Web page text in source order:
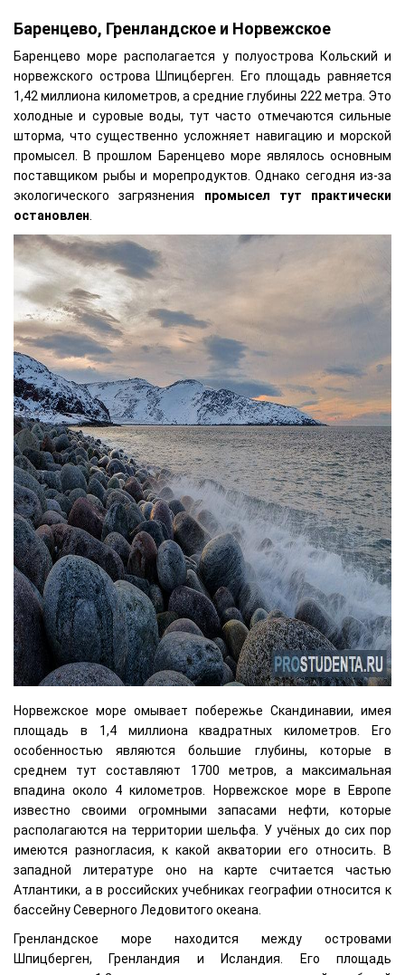
Баренцево, Гренландское и Норвежское
Баренцево море располагается у полуострова Кольский и
норвежского острова Шпицберген. Его площадь равняется
1,42 миллиона километров, а средние глубины 222 метра. Это
холодные и суровые воды, тут часто отмечаются сильные
шторма, что существенно усложняет навигацию и морской
промысел. В прошлом Баренцево море являлось основным
поставщиком рыбы и морепродуктов. Однако сегодня из-за
экологического загрязнения промысел тут практически
остановлен
Норвежское море омывает побережье Скандинавии, имея
площадь в 1,4 миллиона квадратных километров. Его
особенностью являются большие глубины, которые в
среднем тут составляют 1700 метров, а максимальная
впадина около 4 километров. Норвежское море в Европе
известно своими огромными запасами нефти, которые
располагаются на территории шельфа. У учёных до сих пор
имеются разногласия, к какой акватории его относить. В
западной литературе оно на карте считается частью
Атлантики, а в российских учебниках географии относится к
бассейну Северного Ледовитого океана.
Гренландское море находится между островами
Шпицберген, Гренландия и Исландия. Его площадь